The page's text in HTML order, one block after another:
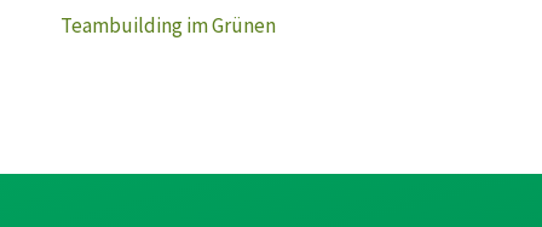
Teambuilding im Grünen